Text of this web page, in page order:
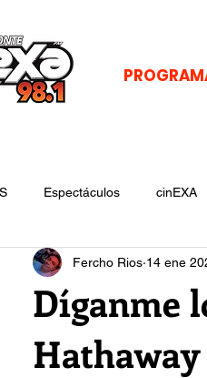
Espectáculos cinEXA
Díganme
Fercho Rios 14 ene